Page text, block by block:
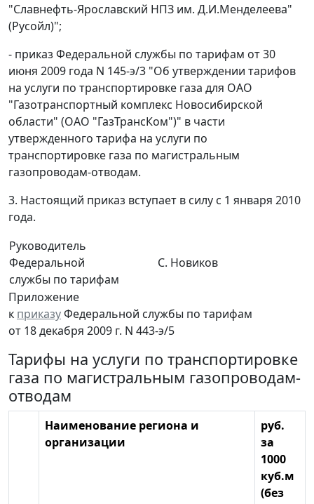
"Славнефть-Ярославский НПЗ им. Д.И.Менделеева"
(Русойл)";
- приказ Федеральной службы по тарифам от 30
июня 2009 года N 145-э/3 "Об утверждении тарифов
на услуги по транспортировке газа для ОАО
"Газотранспортный комплекс Новосибирской
области" (ОАО "ГазТрансКом")" в части
утвержденного тарифа на услуги по
транспортировке газа по магистральным
газопроводам-отводам.
3. Настоящий приказ вступает в силу с 1 января 2010
года.
Руководитель
Федеральной
службы по тарифам
С. Новиков
Приложение
к приказуФедеральной службы по тарифам
от 18 декабря 2009 г. N 443-э/5
Тарифы на услуги по транспортировке
газа по магистральным газопроводам-
отводам
Наименование региона и
организации
руб.
за
1000
куб.м
(без